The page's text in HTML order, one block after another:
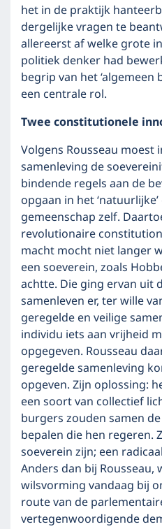
het in de praktijk
dergelijke vragen te
allereerst af welke grote
politiek denker had
begrip van het ‘algemeen
een centrale rol.
Twee constitutionele
Volgens Rousseau moest
samenleving de
bindende regels aan de
opgaan in het
gemeenschap zelf.
revolutionaire
macht mocht niet langer
een soeverein, zoals
achtte. Die ging ervan uit
samenleven er, ter wille
geregelde en veilige
individu iets aan vrijheid
opgegeven. Rousseau
geregelde samenleving
opgeven. Zijn oplossing:
een soort van collectief
burgers zouden samen
bepalen die hen regeren.
soeverein zijn; een
Anders dan bij
wilsvorming vandaag bij
route van de
vertegenwoordigende